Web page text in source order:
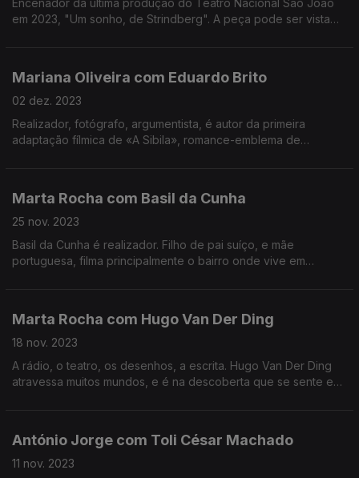
Encenador da última produção do Teatro Nacional São João
em 2023, "Um sonho, de Strindberg". A peça pode ser vista
Mariana Oliveira com Eduardo Brito
02 dez. 2023
Realizador, fotógrafo, argumentista, é autor da primeira
adaptação fílmica de «A Sibila», romance-emblema de
Marta Rocha com Basil da Cunha
25 nov. 2023
Basil da Cunha é realizador. Filho de pai suíço, e mãe
portuguesa, filma principalmente o bairro onde vive em
Marta Rocha com Hugo Van Der Ding
18 nov. 2023
A rádio, o teatro, os desenhos, a escrita. Hugo Van Der Ding
atravessa muitos mundos, e é na descoberta que se sente em
António Jorge com Toli César Machado
11 nov. 2023